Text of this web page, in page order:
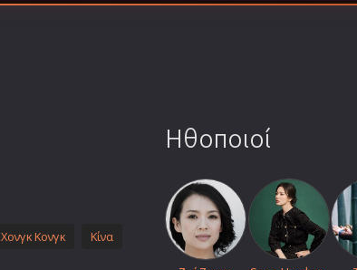
Πολιτική
Χονγκ Κονγκ Κίνα
Ηθοποιοί